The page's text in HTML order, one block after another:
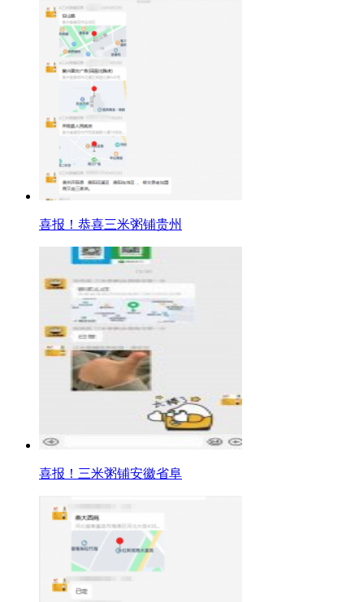
喜报！恭喜三米粥铺贵州
喜报！三米粥铺安徽省阜